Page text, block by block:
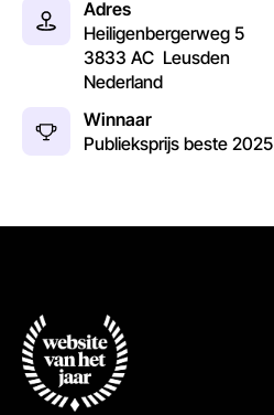
Adres
Heiligenbergerweg 5
3833 AC Leusden
Nederland
Winnaar
Publieksprijs beste 2025